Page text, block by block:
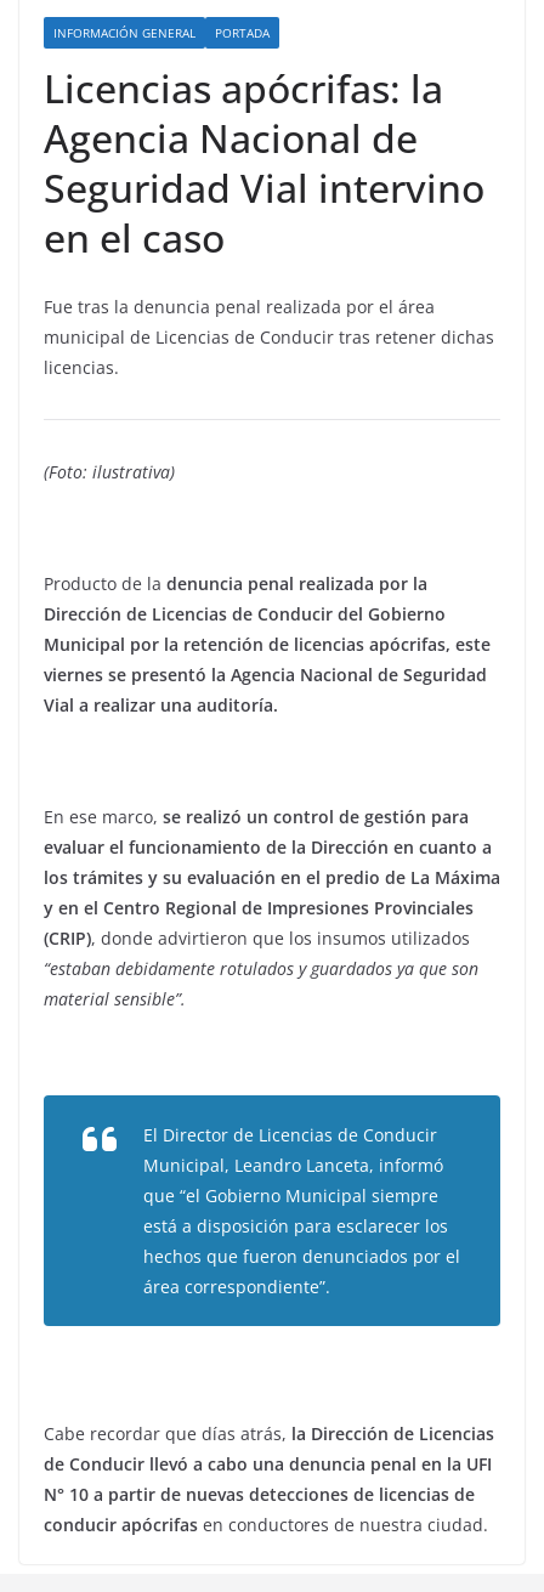
INFORMACIÓN GENERAL PORTADA
Licencias apócrifas: la
Agencia Nacional de
Seguridad Vial intervino
en el caso
Fue tras la denuncia penal realizada por el área
municipal de Licencias de Conducir tras retener dichas
licencias.
(Foto: ilustrativa)
Producto de la denuncia penal realizada por la
Dirección de Licencias de Conducir del Gobierno
Municipal por la retención de licencias apócrifas, este
viernes se presentó la Agencia Nacional de Seguridad
Vial a realizar una auditoría.
En ese marco, se realizó un control de gestión para
evaluar el funcionamiento de la Dirección en cuanto a
los trámites y su evaluación en el predio de La Máxima
y en el Centro Regional de Impresiones Provinciales
(CRIP), donde advirtieron que los insumos utilizados
“estaban debidamente rotulados y guardados ya que son
material sensible”.
El Director de Licencias de Conducir
Municipal, Leandro Lanceta, informó
que “el Gobierno Municipal siempre
está a disposición para esclarecer los
hechos que fueron denunciados por el
área correspondiente”.
Cabe recordar que días atrás, la Dirección de Licencias
de Conducir llevó a cabo una denuncia penal en la UFI
N° 10 a partir de nuevas detecciones de licencias de
conducir apócrifas en conductores de nuestra ciudad.